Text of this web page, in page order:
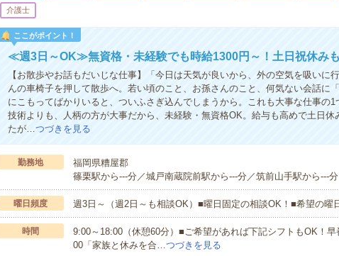
介護士
ここがポイント！
≪週3日～OK≫無資格・未経験でも時給1300円～！土日祝休みも
【お散歩やお話もだいじな仕事】「今日は天気が良いから、外の空気を吸いに
んの車椅子を押して散歩へ。若い頃のこと、お孫さんのこと、何気ない会話に
にこもってばかりいると、ついふさぎ込んでしまうから。これも大事な仕事の1
技術よりも、人柄の方が大事だから、未経験・無資格OK。給与も高めで土日休
たが…つづきを見る
勤務地
福岡県糟屋郡
篠栗駅から---分／城戸南蔵院前駅から---分／筑前山手駅から---分
曜日頻度 週3日～（週2日～も相談OK）■曜日固定の相談OK！■希望の曜
時間
9:00～18:00（休憩60分）■ご希望があれば下記シフトもOK！
00「家族と休みを合…つづきを見る